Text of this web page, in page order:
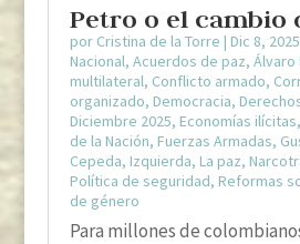
Petro o el cambio
por Cristina de la Torre | Dic 8, 2025
Nacional, Acuerdos de paz, Álvaro
multilateral, Conflicto armado,
organizado, Democracia,
Diciembre 2025, Economías ilícitas,
de la Nación, Fuerzas Armadas,
Cepeda, Izquierda, La paz,
Política de seguridad, Reformas
de género
Para millones de